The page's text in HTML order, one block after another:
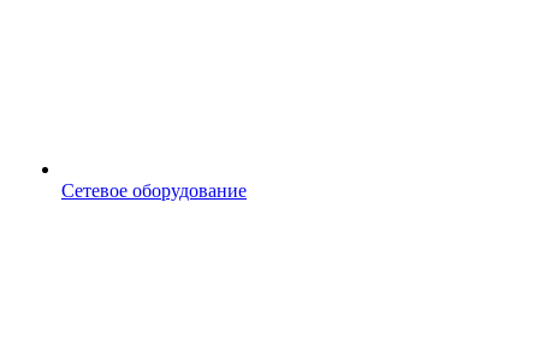
Сетевое оборудование